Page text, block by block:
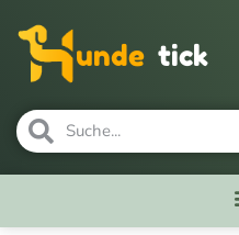
unde tick